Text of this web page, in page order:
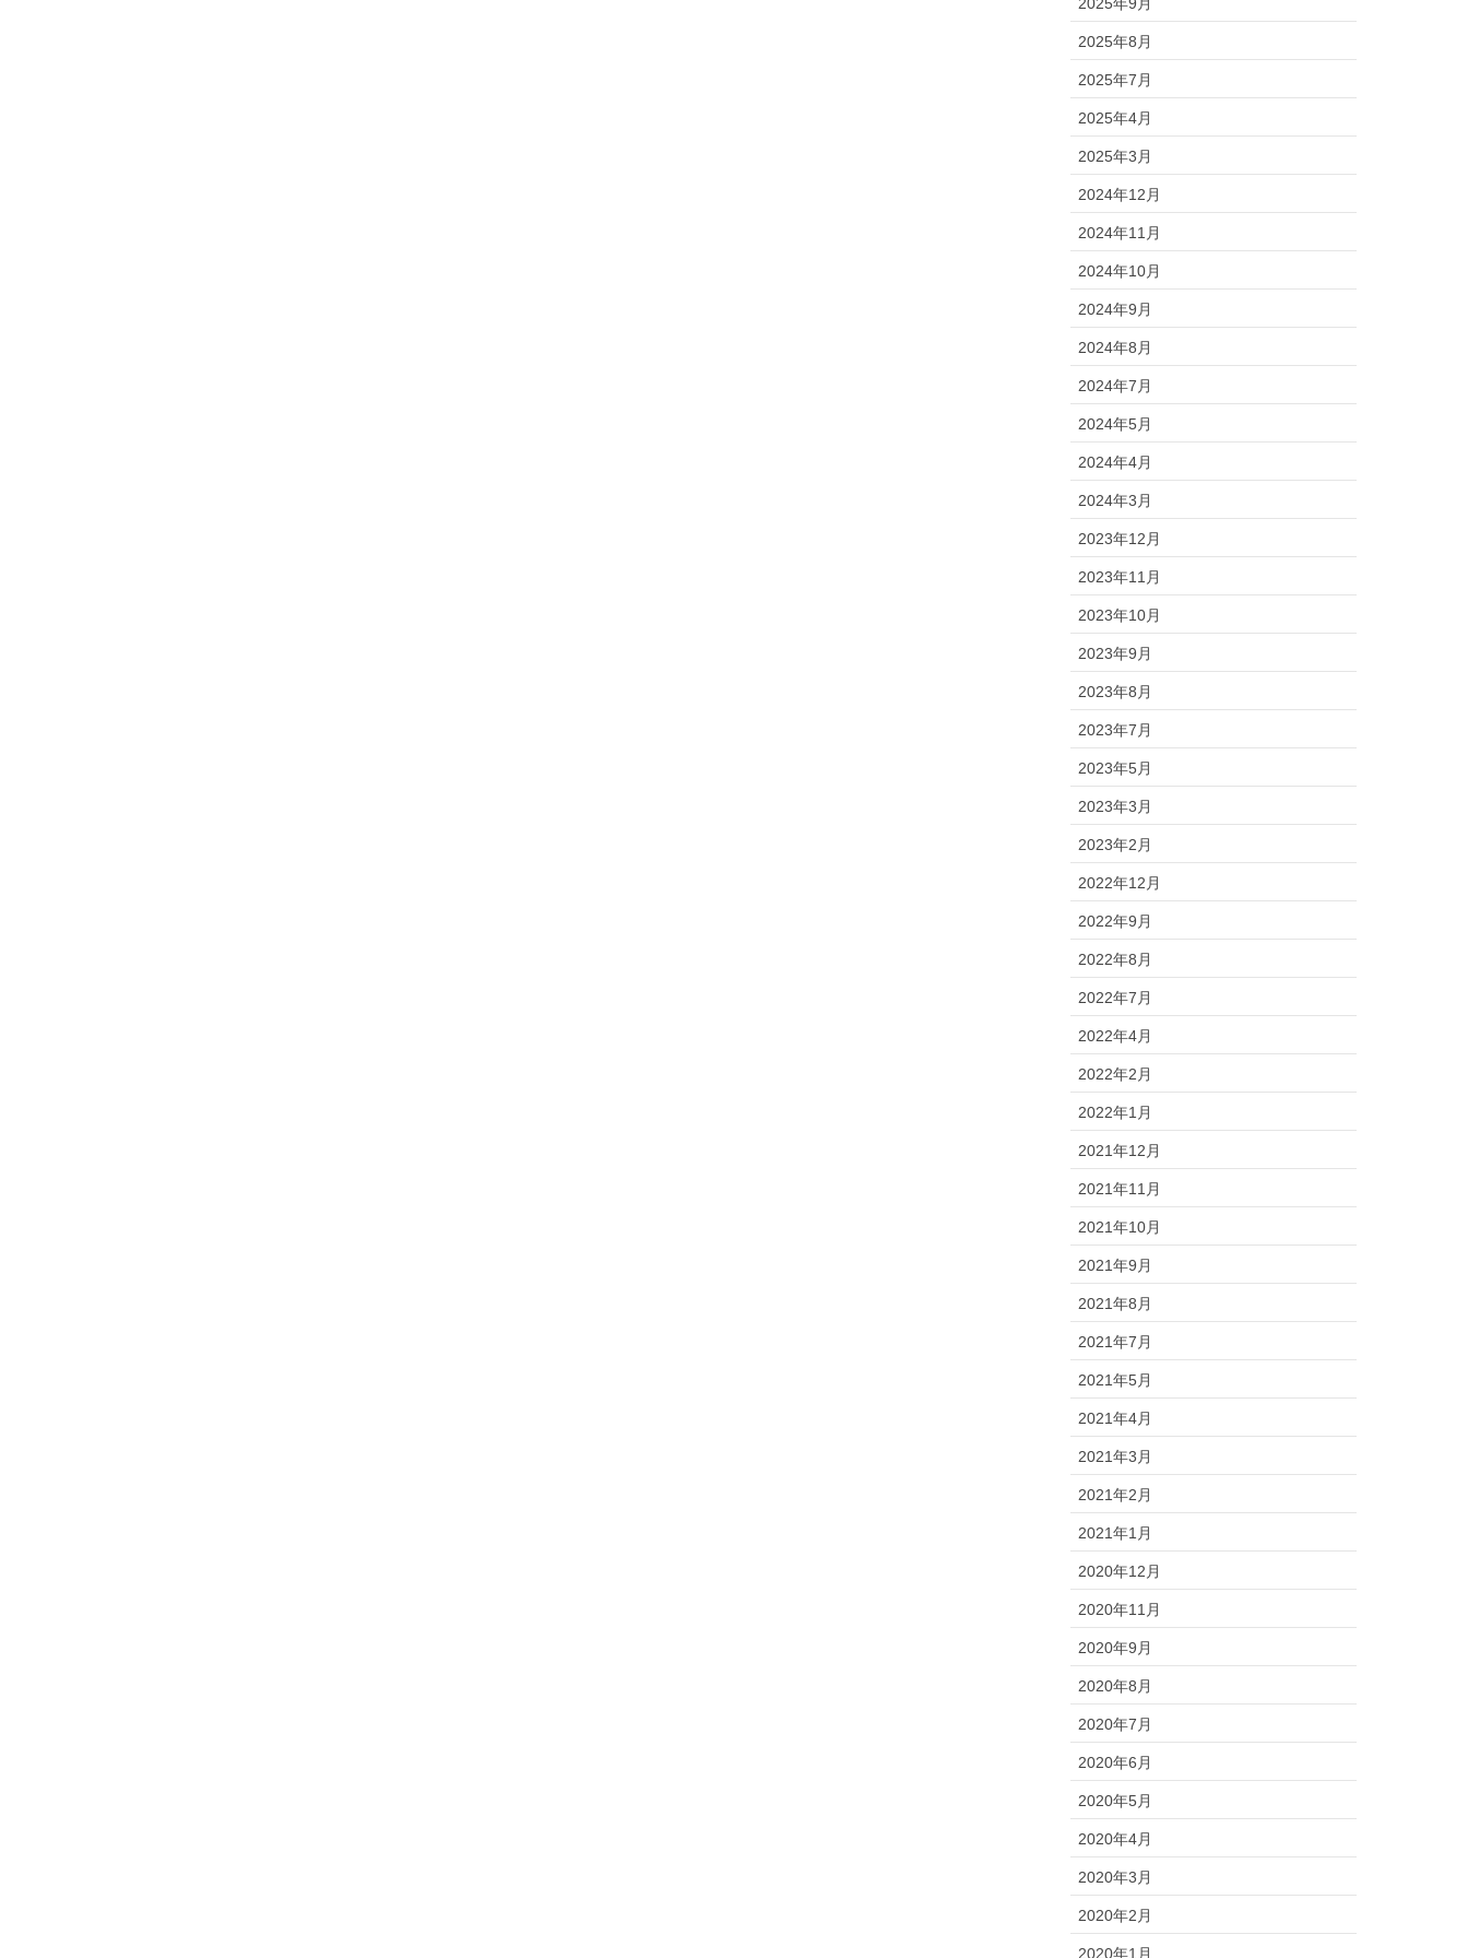
2025年8月
2025年7月
2025年4月
2025年3月
2024年12月
2024年11月
2024年10月
2024年9月
2024年8月
2024年7月
2024年5月
2024年4月
2024年3月
2023年12月
2023年11月
2023年10月
2023年9月
2023年8月
2023年7月
2023年5月
2023年3月
2023年2月
2022年12月
2022年9月
2022年8月
2022年7月
2022年4月
2022年2月
2022年1月
2021年12月
2021年11月
2021年10月
2021年9月
2021年8月
2021年7月
2021年5月
2021年4月
2021年3月
2021年2月
2021年1月
2020年12月
2020年11月
2020年9月
2020年8月
2020年7月
2020年6月
2020年5月
2020年4月
2020年3月
2020年2月
2020年1月